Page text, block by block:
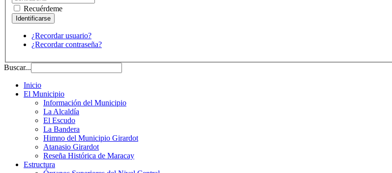
Recuérdeme
¿Recordar usuario?
¿Recordar contraseña?
Buscar...
Inicio
El Municipio
Información del Municipio
La Alcaldía
El Escudo
La Bandera
Himno del Municipio Girardot
Atanasio Girardot
Reseña Histórica de Maracay
Estructura